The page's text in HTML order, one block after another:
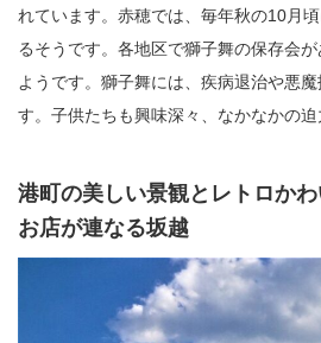
れています。赤穂では、毎年秋の10月
るそうです。各地区で獅子舞の保存会
ようです。獅子舞には、疾病退治や悪
す。子供たちも興味深々、なかなかの迫
港町の美しい景観とレトロか
お店が連なる坂越